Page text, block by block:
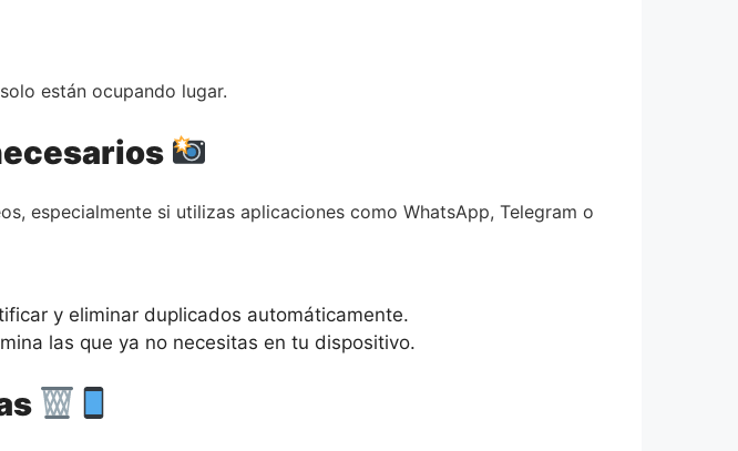
están ocupando lugar.
especialmente si utilizas aplicaciones como WhatsApp, Telegram o
y eliminar duplicados automáticamente.
las que ya no necesitas en tu dispositivo.